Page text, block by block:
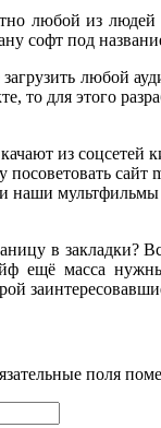
любой из людей
софт под
любой
то для этого
из соцсетей
посоветовать
и наши
в
ещё масса
поля